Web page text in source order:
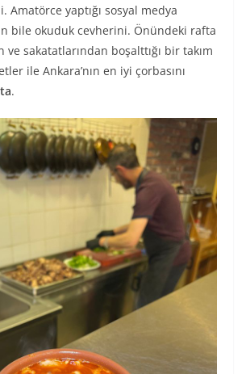
Amatörce yaptığı sosyal medya
bile okuduk cevherini. Önündeki rafta
sakatatlarından boşalttığı bir takım
ile Ankara’nın en iyi çorbasını
.